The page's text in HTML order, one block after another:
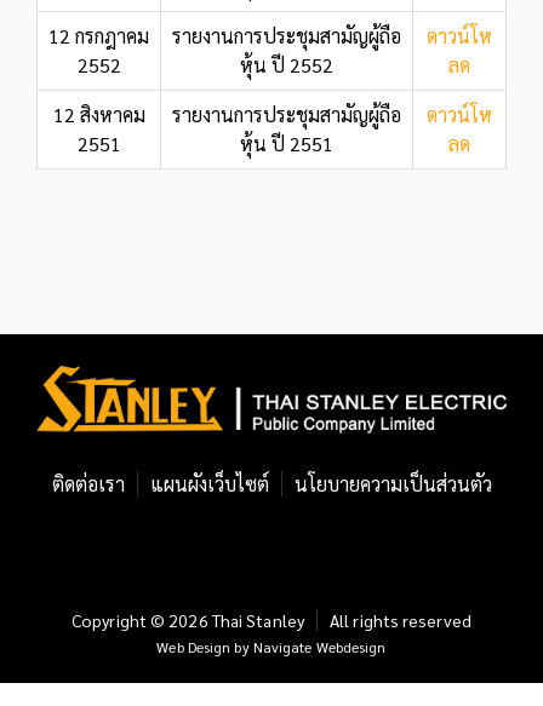
12 กรกฎาคม
2552
รายงานการประชุมสามัญผู้ถือ
หุ้น ปี 2552
ดาวน์โห
ลด
12 สิงหาคม
2551
รายงานการประชุมสามัญผู้ถือ
หุ้น ปี 2551
ดาวน์โห
ลด
ติดต่อเรา แผนผังเว็บไซต์ นโยบายความเป็นส่วนตัว
Copyright © 2026 Thai Stanley All rights reserved
Web Design byNavigate Webdesign